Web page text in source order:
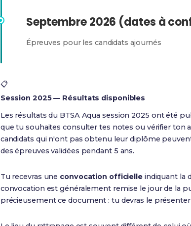
Septembre 2026 (dates à
Épreuves pour les candidats ajournés
📋
Session 2025 — Résultats disponibles
Les résultats du BTSA Aqua session 2025 ont été
que tu souhaites consulter tes notes ou vérifier ton
candidats qui n'ont pas obtenu leur diplôme
des épreuves validées pendant 5 ans.
Tu recevras une convocation officielleindiquant la
convocation est généralement remise le jour de la
précieusement ce document : tu devras le